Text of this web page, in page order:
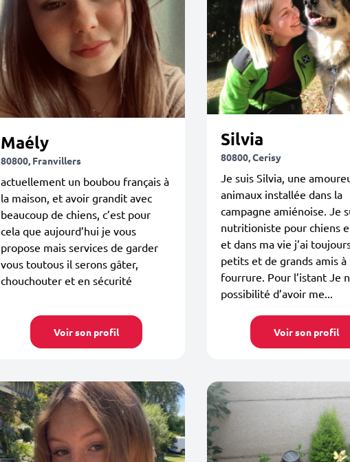
Maély
80800, Franvillers
actuellement un boubou français à
la maison, et avoir grandit avec
beaucoup de chiens, c’est pour
cela que aujourd’hui je vous
propose mais services de garder
vous toutous il serons gâter,
chouchouter et en sécurité
Voir son profil
Silvia
80800, Cerisy
Je suis Silvia, une
animaux installée dans la
campagne amiénoise. Je
nutritioniste pour chiens
et dans ma vie j’ai
petits et de grands amis à
fourrure. Pour l’istant Je
possibilité d’avoir me...
Voir son profil